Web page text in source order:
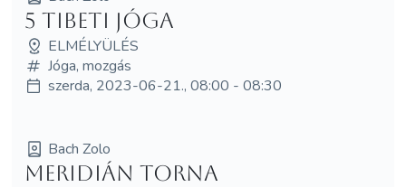
5 tibeti jóga
ELMÉLYÜLÉS
Jóga, mozgás
szerda, 2023-06-21., 08:00 - 08:30
Bach Zolo
Meridián torna